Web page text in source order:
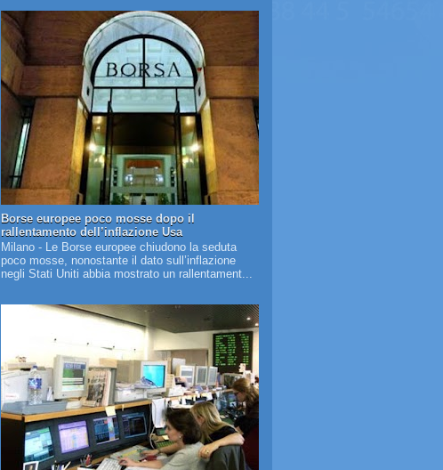
Borse europee poco mosse dopo il
rallentamento dell’inflazione Usa
Milano - Le Borse europee chiudono la seduta
poco mosse, nonostante il dato sull’inflazione
negli Stati Uniti abbia mostrato un rallentament...